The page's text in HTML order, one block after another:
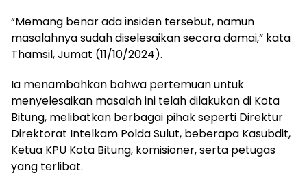
“Memang benar ada insiden tersebut, namun
masalahnya sudah diselesaikan secara damai,” kata
Thamsil, Jumat (11/10/2024).
Ia menambahkan bahwa pertemuan untuk
menyelesaikan masalah ini telah dilakukan di Kota
Bitung, melibatkan berbagai pihak seperti Direktur
Direktorat Intelkam Polda Sulut, beberapa Kasubdit,
Ketua KPU Kota Bitung, komisioner, serta petugas
yang terlibat.